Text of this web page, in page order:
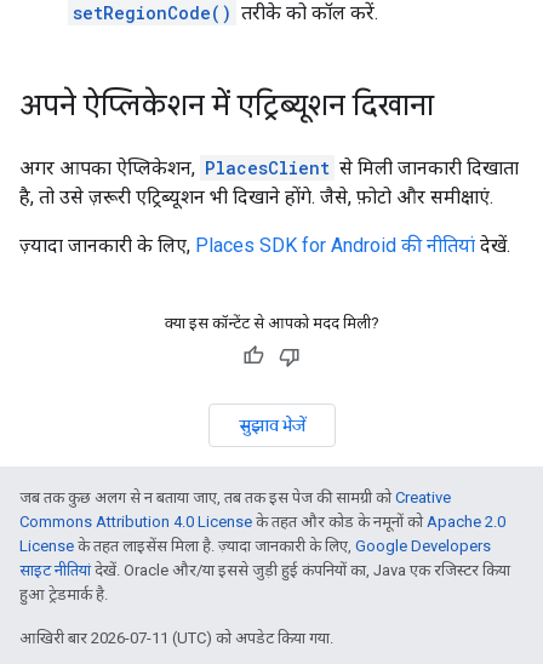
setRegionCode() तरीके को कॉल करें.
अपने ऐप्लिकेशन में एट्रिब्यूशन दिखाना
अगर आपका ऐप्लिकेशन, PlacesClient से मिली जानकारी दिखाता
है, तो उसे ज़रूरी एट्रिब्यूशन भी दिखाने होंगे. जैसे, फ़ोटो और समीक्षाएं.
ज़्यादा जानकारी के लिए, Places SDK for Android की नीतियां देखें.
क्या इस कॉन्टेंट से आपको मदद मिली?
सुझाव भेजें
जब तक कुछ अलग से न बताया जाए, तब तक इस पेज की सामग्री कोCreative
Commons Attribution 4.0 License के तहत और कोड के नमूनों कोApache 2.0
License के तहत लाइसेंस मिला है. ज़्यादा जानकारी के लिए, Google Developers
साइट नीतियांदेखें. Oracle और/या इससे जुड़ी हुई कंपनियों का, Java एक रजिस्टर किया
हुआ ट्रेडमार्क है.
आखिरी बार 2026-07-11 (UTC) को अपडेट किया गया.